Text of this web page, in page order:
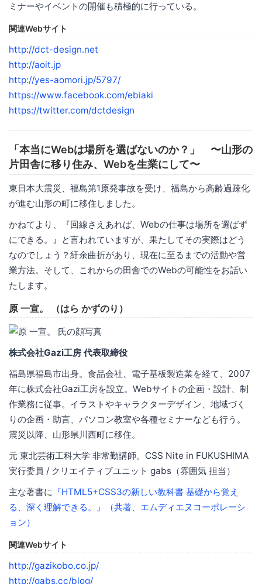
ミナーやイベントの開催も積極的に行っている。
関連Webサイト
http://dct-design.net
http://aoit.jp
http://yes-aomori.jp/5797/
https://www.facebook.com/ebiaki
https://twitter.com/dctdesign
「本当にWebは場所を選ばないのか？」 〜山形の
片田舎に移り住み、Webを生業にして〜
東日本大震災、福島第1原発事故を受け、福島から高齢過疎化
が進む山形の町に移住しました。
かねてより、『回線さえあれば、Webの仕事は場所を選ばず
にできる。』と言われていますが、果たしてその実際はどう
なのでしょう？紆余曲折があり、現在に至るまでの活動や営
業方法。そして、これからの田舎でのWebの可能性をお話い
たします。
原 一宣。 （はら かずのり）
株式会社Gazi工房 代表取締役
福島県福島市出身。食品会社、電子基板製造業を経て、2007
年に株式会社Gazi工房を設立。Webサイトの企画・設計、制
作業務に従事。イラストやキャラクターデザイン、地域づく
りの企画・助言、パソコン教室や各種セミナーなども行う。
震災以降、山形県川西町に移住。
元 東北芸術工科大学 非常勤講師。CSS Nite in FUKUSHIMA
実行委員 / クリエイティブユニット gabs（雰囲気 担当）
主な著書に 『HTML5+CSS3の新しい教科書 基礎から覚え
る、深く理解できる。』（共著、エムディエヌコーポレーシ
ョン）
関連Webサイト
http://gazikobo.co.jp/
http://gabs.cc/blog/